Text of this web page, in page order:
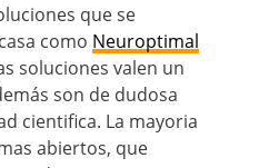
que se
como Neuroptimal
soluciones valen un
son de dudosa
cientifica. La mayoria
abiertos, que